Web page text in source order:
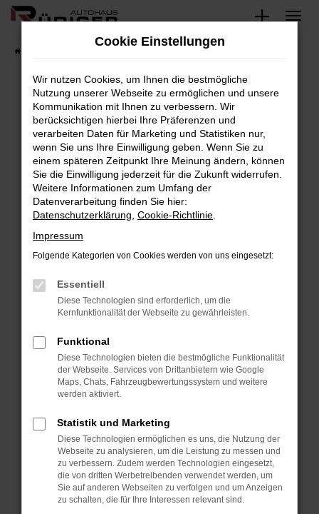
Zum
springen
Fehler: Network Error
Beim Laden ist ein Fehler aufgetreten.
Hier sind ein paar Tipps, die dir helfen können:
Überprüfe deine Firewall und deine
Internetverbindung.
Laden andere Webseiten, zum Beispiel deine
Suchmaschine?
Prüfe deine Browsererweiterungen.
können das Laden bestimmter Seiten
verhindern. Funktioniert die Seite in einem
anderen Browser oder in einem privaten
Starte dein Gerät neu.
Das kann manchmal helfen, vorübergehende
Probleme zu beheben.
Betriebssystem auf dem neuesten Stand
sind.
Veraltete Software birgt nicht nur ein
Sicherheitsrisiko, sondern kann auch dazu
führen, dass bestimmte Funktionen nicht mehr
unterstützt werden.
Cookie Einstellungen
Wir nutzen Cookies, um Ihnen die bestmögliche
Nutzung unserer Webseite zu ermöglichen und unsere
Kommunikation mit Ihnen zu verbessern. Wir
berücksichtigen hierbei Ihre Präferenzen und
verarbeiten Daten für Marketing und Statistiken nur,
wenn Sie uns Ihre Einwilligung geben. Wenn Sie zu
einem späteren Zeitpunkt Ihre Meinung ändern, können
Sie die Einwilligung jederzeit für die Zukunft widerrufen.
Weitere Informationen zum Umfang der
Datenverarbeitung finden Sie hier:
Datenschutzerklärung Cookie-Richtlinie
Impressum
Folgende Kategorien von Cookies werden von uns eingesetzt:
Essentiell
Diese Technologien sind erforderlich, um die
Kernfunktionalität der Webseite zu gewährleisten.
Funktional
Diese Technologien bieten die bestmögliche Funktionalität
der Webseite. Services von Drittanbietern wie Google
Maps, Chats, Fahrzeugbewertungssystem und weitere
werden aktiviert.
Statistik und Marketing
Diese Technologien ermöglichen es uns, die Nutzung der
Webseite zu analysieren, um die Leistung zu messen und
zu verbessern. Zudem werden Technologien eingesetzt,
die von dritten Werbetreibenden verwendet werden, um
Sie auf anderen Webseiten zu verfolgen und um Anzeigen
zu schalten, die für Ihre Interessen relevant sind.